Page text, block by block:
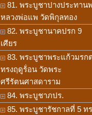
81. พระบูชาปางประทาน
หลวงพ่อแพ วัดพิกุลทอง
82. พระบูชานาคปรก 9
เศียร
83. พระบูชาพระแก้วมรก
ทรงฤดูร้่อน วัดพระ
ศรีรัตนศาสดาราม
84. พระบูชาภปร.
85. พระบูชารัชกาลที่ 5 ท